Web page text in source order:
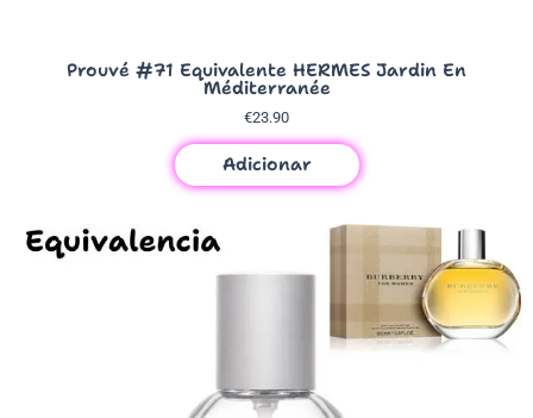
Prouvé #71 Equivalente HERMES Jardin En
Méditerranée
€23.90
Adicionar